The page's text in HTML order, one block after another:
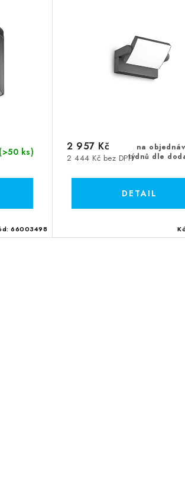
(>50 ks)
66003498
na
týdnů dle
2 444 Kč bez DPH
2 957 Kč